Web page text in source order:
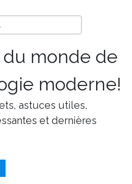
monde de
moderne!
astuces utiles,
et dernières